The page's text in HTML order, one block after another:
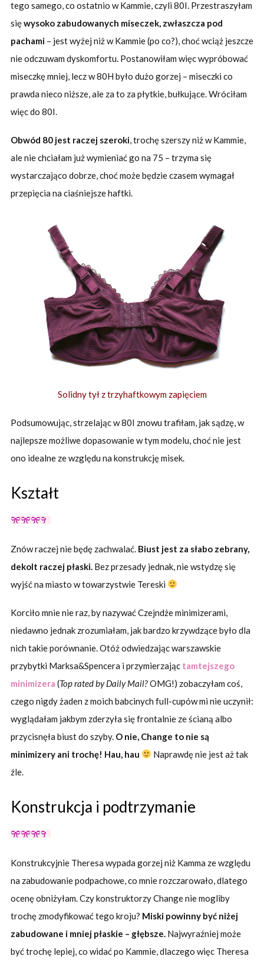
tego samego, co ostatnio w Kammie, czyli 80I. Przestraszyłam
sięwysoko zabudowanych miseczek, zwłaszcza pod
pachami– jest wyżej niż w Kammie (po co?), choć wciąż jeszcze
nie odczuwam dyskomfortu. Postanowiłam więc wypróbować
miseczkę mniej, lecz w 80H było dużo gorzej – miseczki co
prawda nieco niższe, ale za to za płytkie, bułkujące. Wróciłam
więc do 80I.
Obwód 80 jest raczej szeroki, trochę szerszy niż w Kammie,
ale nie chciałam już wymieniać go na 75 – trzyma się
wystarczająco dobrze, choć może będzie czasem wymagał
przepięcia na ciaśniejsze haftki.
Solidny tył z trzyhaftkowym zapięciem
Podsumowując, strzelając w 80I znowu trafiłam, jak sądzę, w
najlepsze możliwe dopasowanie w tym modelu, choć nie jest
ono idealne ze względu na konstrukcję misek.
Kształt
Znów raczej nie będę zachwalać. Biust jest za słabo zebrany,
dekolt raczej płaski.Bez przesady jednak, nie wstydzę się
wyjść na miasto w towarzystwie Tereski
Korciło mnie nie raz, by nazywać Czejndże minimizerami,
niedawno jednak zrozumiałam, jak bardzo krzywdzące było dla
nich takie porównanie. Otóż odwiedzając warszawskie
przybytki Marksa&Spencera i przymierzając tamtejszego
minimizera (Top rated by Daily Mail?OMG!) zobaczyłam coś,
czego nigdy żaden z moich babcinych full-cupów mi nie uczynił:
wyglądałam jakbym zderzyła się frontalnie ze ścianą albo
przycisnęła biust do szyby. O nie, Change to nie są
minimizery ani trochę! Hau, hau
Naprawdę nie jest aż tak
źle.
Konstrukcja i podtrzymanie
Konstrukcyjnie Theresa wypada gorzej niż Kamma ze względu
na zabudowanie podpachowe, co mnie rozczarowało, dlatego
ocenę obniżyłam. Czy konstruktorzy Change nie mogliby
trochę zmodyfikować tego kroju? Miski powinny być niżej
zabudowane i mniej płaskie – głębsze.Najwyraźniej może
być trochę lepiej, co widać po Kammie, dlaczego więc Theresa